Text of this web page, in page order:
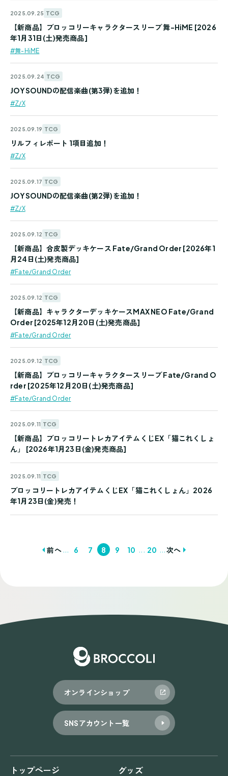
2025.09.25 TCG
#舞-HiME
【新商品】ブロッコリーキャラクタースリーブ 舞-HiME [2026
年1月31日(土)発売商品]
2025.09.24 TCG
#Z/X
JOYSOUNDの配信楽曲(第3弾)を追加！
2025.09.19 TCG
#Z/X
リルフィレポート 1項目追加！
2025.09.17 TCG
#Z/X
JOYSOUNDの配信楽曲(第2弾)を追加！
2025.09.12 TCG
#Fate/Grand Order
【新商品】合皮製デッキケース Fate/Grand Order [2026年1
月24日(土)発売商品]
2025.09.12 TCG
#Fate/Grand Order
【新商品】キャラクターデッキケースMAX NEO Fate/Grand
Order [2025年12月20日(土)発売商品]
2025.09.12 TCG
#Fate/Grand Order
【新商品】ブロッコリーキャラクタースリーブ Fate/Grand O
rder [2025年12月20日(土)発売商品]
2025.09.11 TCG
【新商品】ブロッコリートレカアイテムくじEX「猫これくしょ
ん」 [2026年1月23日(金)発売商品]
2025.09.11 TCG
ブロッコリートレカアイテムくじEX「猫これくしょん」2026
年1月23日(金)発売！
ゲ
前へ 6 7 8 9 10 20 次へ
オンラインショップ
SNSアカウント一覧
トップページ グッズ